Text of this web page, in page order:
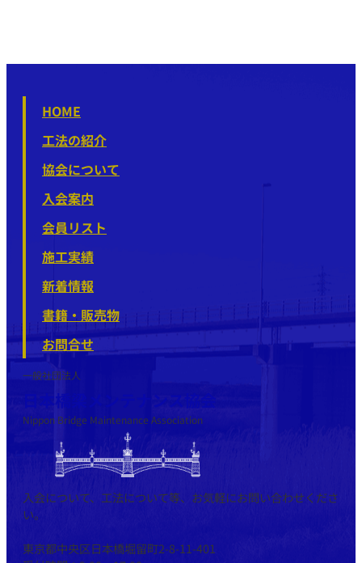
一般社団法人
日本橋梁メンテナンス協会
Nippon Bridge Maintenance Association
入会について、工法について等、お気軽にお問い合わせくださ
い。
東京都中央区日本橋堀留町2-8-11-401
HOME
工法の紹介
協会について
入会案内
会員リスト
施工実績
新着情報
書籍・販売物
お問合せ